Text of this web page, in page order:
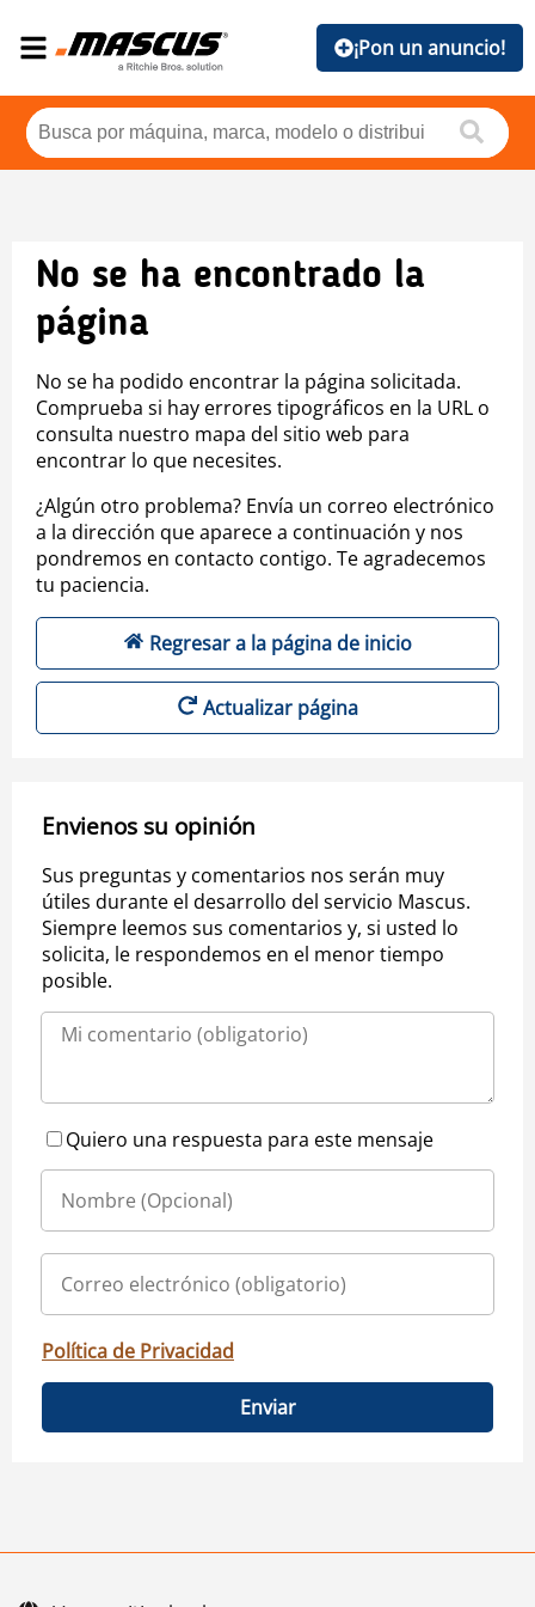
¡Pon un anuncio!
No se ha encontrado la
página
No se ha podido encontrar la página solicitada.
Comprueba si hay errores tipográficos en la URL o
consulta nuestro mapa del sitio web para
encontrar lo que necesites.
¿Algún otro problema? Envía un correo electrónico
a la dirección que aparece a continuación y nos
pondremos en contacto contigo. Te agradecemos
tu paciencia.
Regresar a la página de inicio
Actualizar página
Envienos su opinión
Sus preguntas y comentarios nos serán muy
útiles durante el desarrollo del servicio Mascus.
Siempre leemos sus comentarios y, si usted lo
solicita, le respondemos en el menor tiempo
posible.
Quiero una respuesta para este mensaje
Política de Privacidad
Enviar